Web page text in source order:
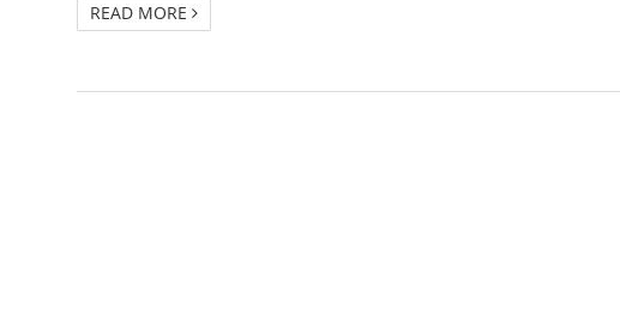
READ MORE